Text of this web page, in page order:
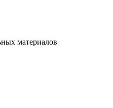
материалов